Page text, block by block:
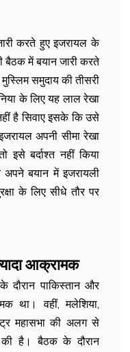
करते हुए इजरायल के
बैठक में बयान जारी करते
समुदाय की तीसरी
के लिए यह लाल रेखा
है सिवाए इसके कि उसे
अपनी सीमा रेखा
बर्दाश्त नहीं किया
अपने बयान में इजरायली
के लिए सीधे तौर पर
आक्रामक
पाकिस्तान और
था। वहीं, मलेशिया,
महासभा की अलग से
है। बैठक के दौरान